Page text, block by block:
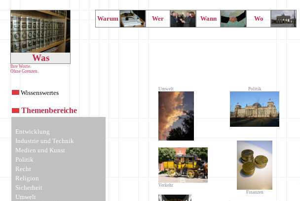
Was
Warum Wer Wann Wo
Ihre Worte.
Ohne Grenzen.
Wissenswertes
Themenbereiche
Entwicklung
Industrie und Technik
Medien und Kunst
Politik
Recht
Religion
Sicherheit
Umwelt
Umwelt Politik
Verkehr
Finanzen